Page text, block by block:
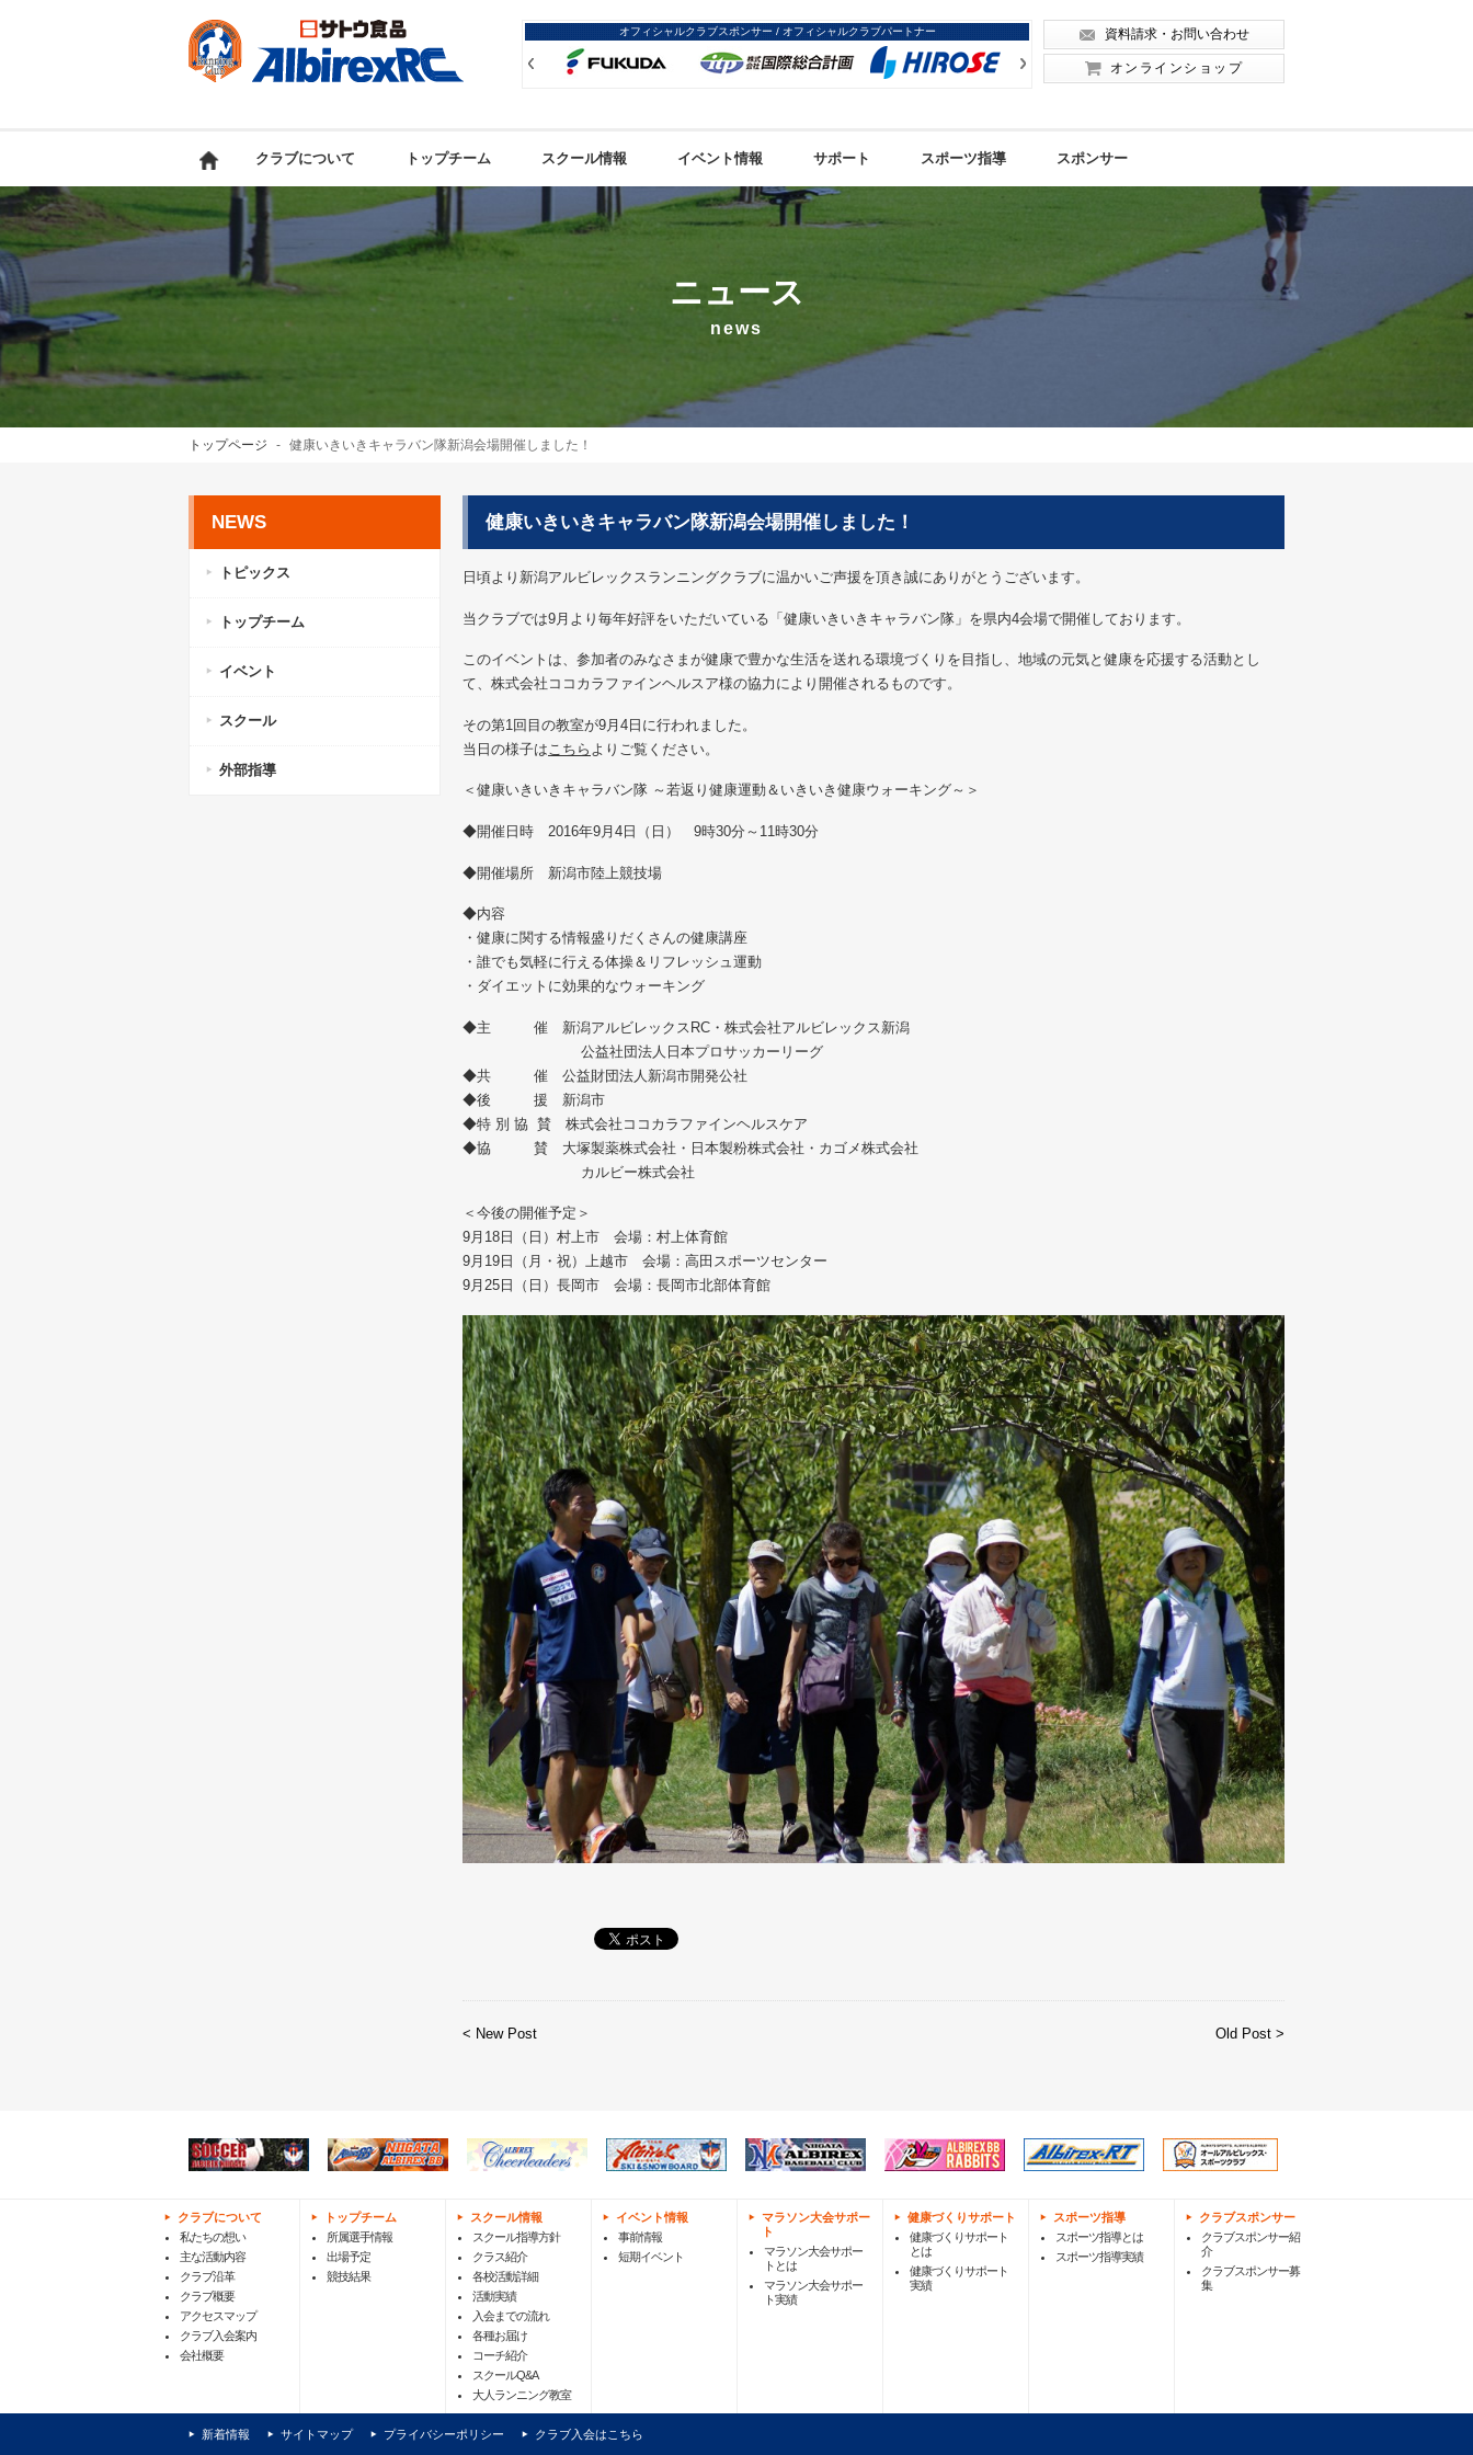
オフィシャルクラブスポンサー / オフィシャルクラブパートナー 資料請求・お問い合わせ
オンラインショップ
クラブについて トップチーム スクール情報 イベント情報 サポート スポーツ指導 スポンサー
ニュース
news
トップページ 健康いきいきキャラバン隊新潟会場開催しました！
健康いきいきキャラバン隊新潟会場開催しました！
日頃より新潟アルビレックスランニングクラブに温かいご声援を頂き誠にありがとうございます。
当クラブでは9月より毎年好評をいただいている「健康いきいきキャラバン隊」を県内4会場で開催しております。
このイベントは、参加者のみなさまが健康で豊かな生活を送れる環境づくりを目指し、地域の元気と健康を応援する活動とし
て、株式会社ココカラファインヘルスア様の協力により開催されるものです。
その第1回目の教室が9月4日に行われました。
当日の様子は こちら よりご覧ください。
＜健康いきいきキャラバン隊 ～若返り健康運動＆いきいき健康ウォーキング～＞
◆開催日時 2016年9月4日（日） 9時30分～11時30分
◆開催場所 新潟市陸上競技場
◆内容
・健康に関する情報盛りだくさんの健康講座
・誰でも気軽に行える体操＆リフレッシュ運動
・ダイエットに効果的なウォーキング
◆主 催 新潟アルビレックスRC・株式会社アルビレックス新潟
公益社団法人日本プロサッカーリーグ
◆共 催 公益財団法人新潟市開発公社
◆後 援 新潟市
◆特 別 協 賛 株式会社ココカラファインヘルスケア
◆協 賛 大塚製薬株式会社・日本製粉株式会社・カゴメ株式会社
カルビー株式会社
＜今後の開催予定＞
9月18日（日）村上市 会場：村上体育館
9月19日（月・祝）上越市 会場：高田スポーツセンター
9月25日（日）長岡市 会場：長岡市北部体育館
< New Post Old Post >
NEWS
トピックス
トップチーム
イベント
スクール
外部指導
クラブについて
私たちの想い
主な活動内容
クラブ沿革
クラブ概要
アクセスマップ
クラブ入会案内
会社概要
トップチーム
所属選手情報
出場予定
競技結果
スクール情報
スクール指導方針
クラス紹介
各校活動詳細
活動実績
入会までの流れ
各種お届け
コーチ紹介
スクールQ&A
大人ランニング教室
イベント情報
事前情報
短期イベント
マラソン大会サポー
ト
マラソン大会サポー
トとは
マラソン大会サポー
ト実績
健康づくりサポート
健康づくりサポート
とは
健康づくりサポート
実績
スポーツ指導
スポーツ指導とは
スポーツ指導実績
クラブスポンサー
クラブスポンサー紹
介
クラブスポンサー募
集
新着情報 サイトマップ プライバシーポリシー クラブ入会はこちら